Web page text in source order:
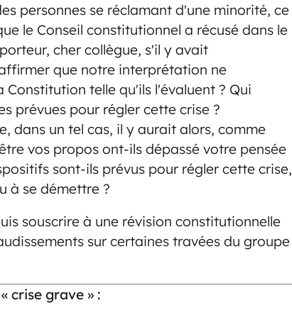
personnes se réclamant d'une minorité, ce
le Conseil constitutionnel a récusé dans le
cher collègue, s'il y avait
que notre interprétation ne
telle qu'ils l'évaluent ? Qui
prévues pour régler cette crise ?
dans un tel cas, il y aurait alors, comme
vos propos ont-ils dépassé votre pensée
sont-ils prévus pour régler cette crise,
à se démettre ?
souscrire à une révision constitutionnelle
sur certaines travées du groupe
crise grave » :